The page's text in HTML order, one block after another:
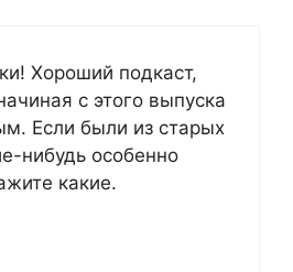
Хороший подкаст,
с этого выпуска
Если были из старых
нибудь особенно
какие.